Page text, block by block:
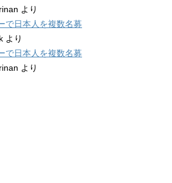
より
で日本人を複数名募
より
で日本人を複数名募
より